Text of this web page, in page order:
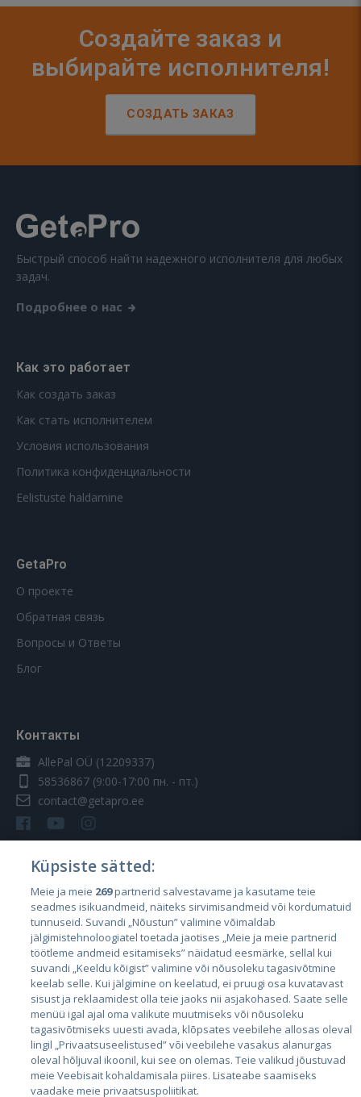
Создайте заказ и
выбирайте исполнителя!
СОЗДАТЬ ЗАКАЗ
Быстрый способ найти надежного исполнителя для любых
задач.
Подробнее о нас
Как это работает
Как создать заказ
Как стать исполнителем
Условия использования
Политика конфиденциальности
Eelistuste haldamine
GetaPro
О проекте
Обратная связь
Вопросы и Ответы
Блог
Контакты
AllePal OÜ (12209337)
58536867 (9:00-17:00 пн. - пт.)
contact@getapro.ee
Страны
Эстония
Латвия
Литва
Küpsiste sätted:
Meie ja meie 269partnerid salvestavame ja kasutame teie
seadmes isikuandmeid, näiteks sirvimisandmeid või kordumatuid
tunnuseid. Suvandi „Nõustun” valimine võimaldab
jälgimistehnoloogiatel toetada jaotises „Meie ja meie partnerid
töötleme andmeid esitamiseks” näidatud eesmärke, sellal kui
suvandi „Keeldu kõigist” valimine või nõusoleku tagasivõtmine
keelab selle. Kui jälgimine on keelatud, ei pruugi osa kuvatavast
sisust ja reklaamidest olla teie jaoks nii asjakohased. Saate selle
menüü igal ajal oma valikute muutmiseks või nõusoleku
tagasivõtmiseks uuesti avada, klõpsates veebilehe allosas oleval
lingil „Privaatsuseelistused” või veebilehe vasakus alanurgas
oleval hõljuval ikoonil, kui see on olemas. Teie valikud jõustuvad
meie Veebisait kohaldamisala piires. Lisateabe saamiseks
vaadake meie privaatsuspoliitikat.